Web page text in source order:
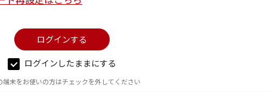
ログインしたままにする
端末をお使いの方はチェックを外してください